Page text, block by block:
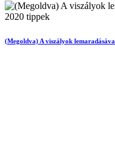
(Megoldva) A viszályok